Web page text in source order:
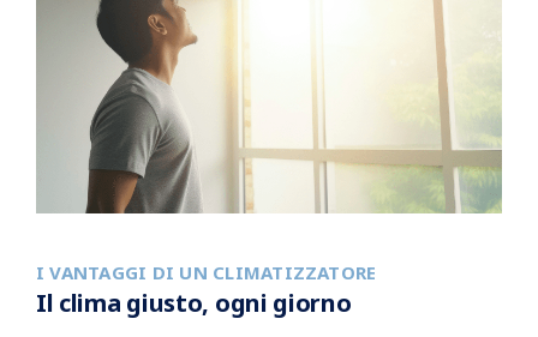
I VANTAGGI DI UN CLIMATIZZATORE
Il clima giusto, ogni giorno